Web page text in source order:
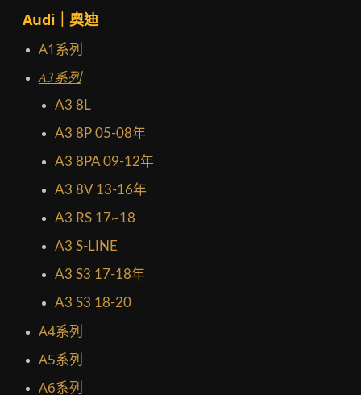
Audi｜奧迪
A1系列
A3系列
A3 8L
A3 8P 05-08年
A3 8PA 09-12年
A3 8V 13-16年
A3 RS 17~18
A3 S-LINE
A3 S3 17-18年
A3 S3 18-20
A4系列
A5系列
A6系列